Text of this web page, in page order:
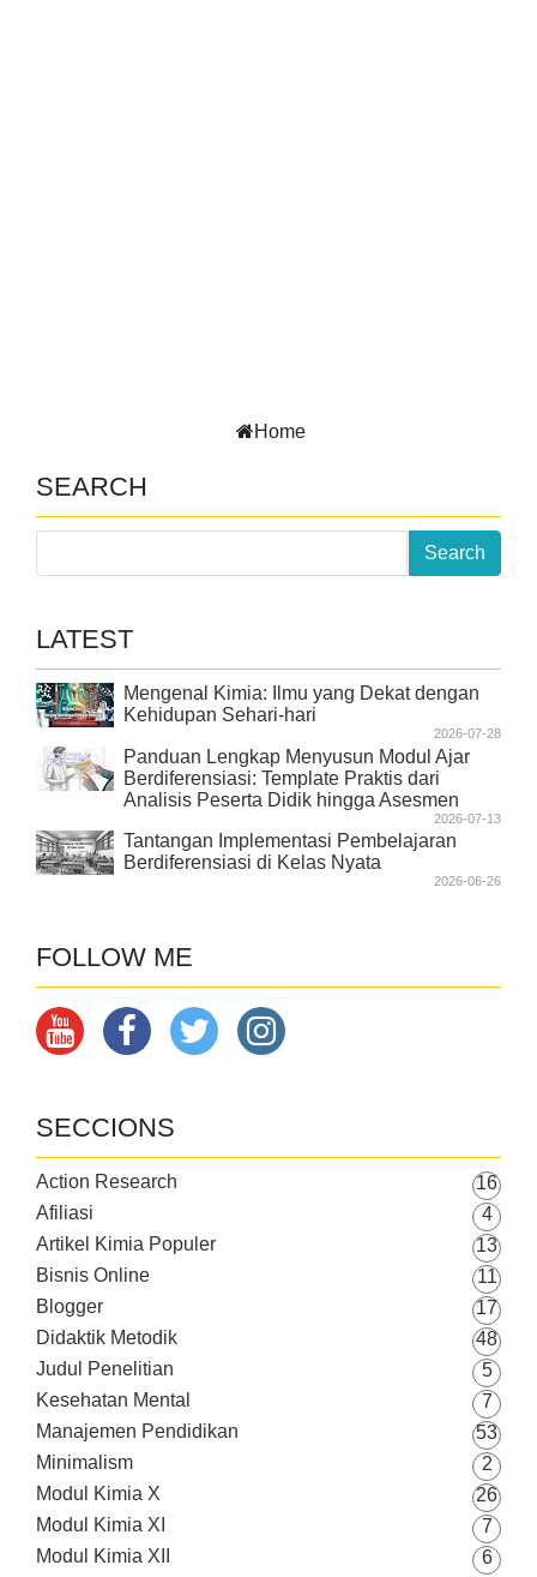
Home
SEARCH
LATEST
Mengenal Kimia: Ilmu yang Dekat dengan
Kehidupan Sehari-hari
2026-07-28
Panduan Lengkap Menyusun Modul Ajar
Berdiferensiasi: Template Praktis dari
Analisis Peserta Didik hingga Asesmen
2026-07-13
Tantangan Implementasi Pembelajaran
Berdiferensiasi di Kelas Nyata
2026-06-26
FOLLOW ME
SECCIONS
Action Research
16
Afiliasi
4
Artikel Kimia Populer
13
Bisnis Online
11
Blogger
17
Didaktik Metodik
48
Judul Penelitian
5
Kesehatan Mental
7
Manajemen Pendidikan
53
Minimalism
2
Modul Kimia X
26
Modul Kimia XI
7
Modul Kimia XII
6